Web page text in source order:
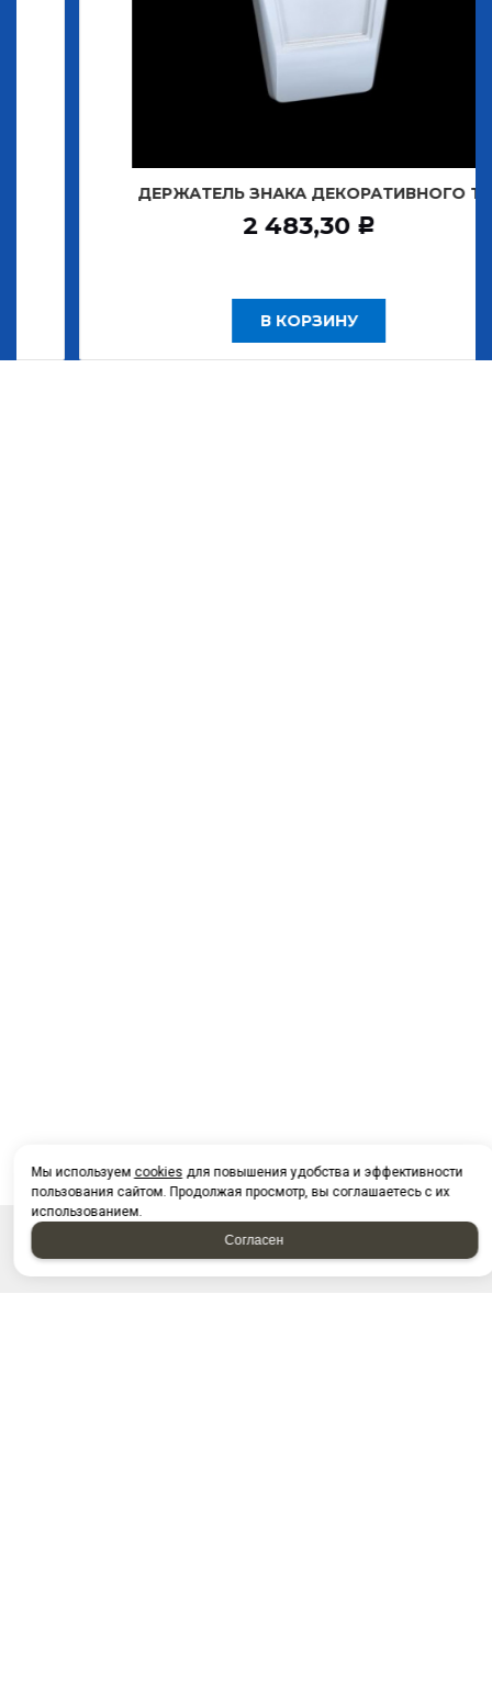
ДЕРЖАТЕЛЬ ЗНАКА ДЕКОРАТИВНОГО Т
2 483,30 Р
В КОРЗИНУ
НАПИСАТЬ НАМ
Мы используем cookies для повышения удобства и эффективности
пользования сайтом. Продолжая просмотр, вы соглашаетесь с их
использованием.
Согласен